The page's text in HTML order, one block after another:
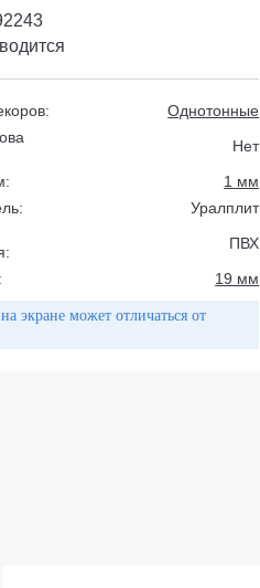
Однотонные
Нет
1 мм
Уралплит
ПВХ
19 мм
экране может отличаться от